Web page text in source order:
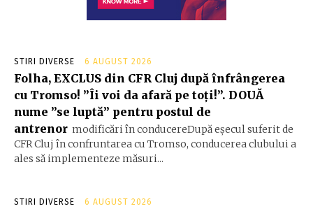
STIRI DIVERSE 6 AUGUST 2026
Folha, EXCLUS din CFR Cluj după înfrângerea
cu Tromso! ”Îi voi da afară pe toți!”. DOUĂ
nume ”se luptă” pentru postul de
antrenor modificări în conducereDupă eșecul suferit de
CFR Cluj în confruntarea cu Tromso, conducerea clubului a
ales să implementeze măsuri...
STIRI DIVERSE 6 AUGUST 2026